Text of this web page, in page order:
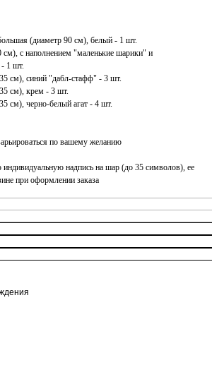
(диаметр 90 см), белый - 1 шт.
с наполнением "маленькие шарики" и
- 1 шт.
см), синий "дабл-стафф" - 3 шт.
см), крем - 3 шт.
см), черно-белый агат - 4 шт.
по вашему желанию
надпись на шар (до 35 символов), ее
при оформлении заказа